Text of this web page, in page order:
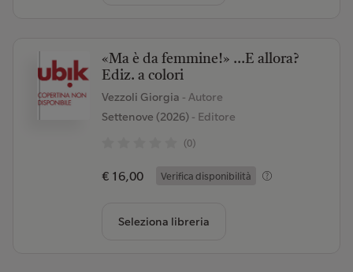
«Ma è da femmine!» ...E allora?
Ediz. a colori
Vezzoli Giorgia - Autore
Settenove (2026)- Editore
(0)
€ 16,00 Verifica disponibilità
Seleziona libreria